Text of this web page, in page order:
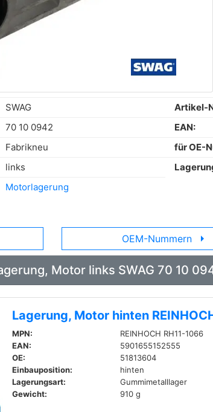
SWAG Artikel-
70 10 0942 EAN:
Fabrikneu für OE-
links
Motorlagerung
OEM-Nummern arrow_right
Motor links SWAG 70 10
Lagerung, Motor hinten
MPN:
REINHOCH RH11-1066
EAN:
5901655152555
OE:
51813604
Einbauposition:
hinten
Lagerungsart:
Gummimetalllager
Gewicht:
910 g